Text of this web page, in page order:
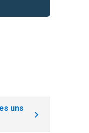
uns